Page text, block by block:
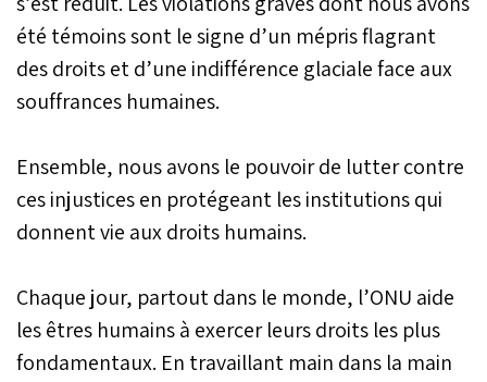
été témoins sont le signe d’un mépris flagrant
des droits et d’une indifférence glaciale face aux
souffrances humaines.
Ensemble, nous avons le pouvoir de lutter contre
ces injustices en protégeant les institutions qui
donnent vie aux droits humains.
Chaque jour, partout dans le monde, l’ONU aide
les êtres humains à exercer leurs droits les plus
fondamentaux. En travaillant main dans la main